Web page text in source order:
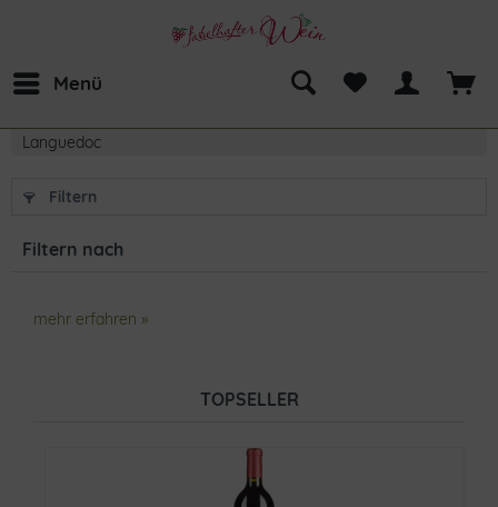
Menü
Languedoc
Filtern
Filtern nach
mehr erfahren »
TOPSELLER